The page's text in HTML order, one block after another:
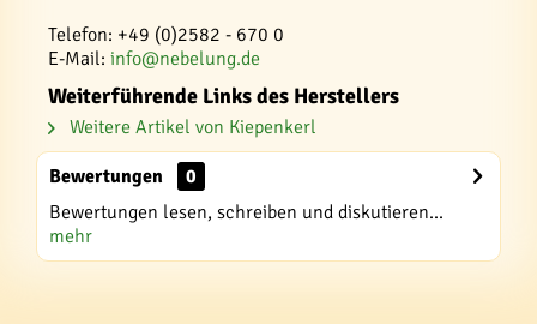
Telefon: +49 (0)2582 - 670 0
E-Mail: info@nebelung.de
Weiterführende Links des Herstellers
Weitere Artikel von Kiepenkerl
Bewertungen
0
Bewertungen lesen, schreiben und diskutieren...
mehr